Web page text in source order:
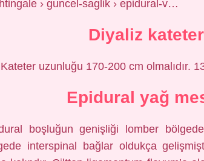
› guncel-saglik › epidural-v…
Diyaliz
uzunluğu 170-200 cm olmalıdır.
Epidural yağ
boşluğun genişliği lomber
interspinal bağlar oldukça